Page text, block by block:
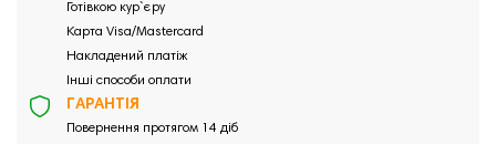
Готівкою кур`єру
Карта Visa/Mastercard
Накладений платіж
Інші способи оплати
ГАРАНТІЯ
Повернення протягом 14 діб